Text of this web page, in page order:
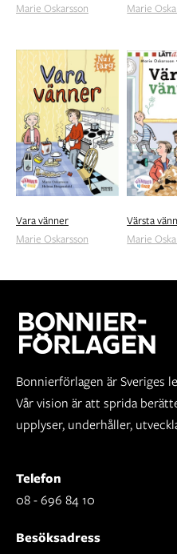
Marie Oskarsson
Marie
Vara vänner
Marie Oskarsson
Värsta
Marie
Bonnierförlagen är Sveriges
Vår vision är att sprida
upplyser, underhåller,
Telefon
08 - 696 84 10
Besöksadress